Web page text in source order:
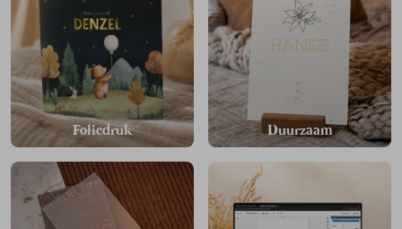
Foliedruk Duurzaam